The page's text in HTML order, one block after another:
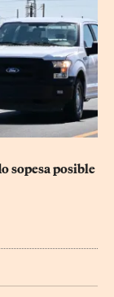
sopesa posible